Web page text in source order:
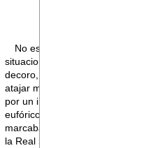
No es raro que en nuestro día
situaciones donde la prudencia
decoro, obligándonos a
atajar malestares y agravios a
por un instante a Felipe VI,
eufórico al estilo Rubiales cada
marcaba un gol en la final de
la Real Sociedad. ¿Se lo imagina?